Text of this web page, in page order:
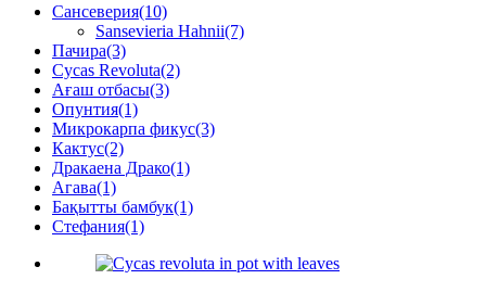
Сансеверия(10)
Sansevieria Hahnii(7)
Пачира(3)
Cycas Revoluta(2)
Ағаш отбасы(3)
Опунтия(1)
Микрокарпа фикус(3)
Кактус(2)
Дракаена Драко(1)
Агава(1)
Бақытты бамбук(1)
Стефания(1)